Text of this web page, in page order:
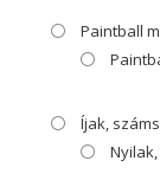
Paintball
Íjak,